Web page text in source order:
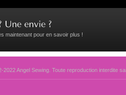
maintenant pour en savoir plus !
2022 Angel Sewing. Toute reproduction interdite